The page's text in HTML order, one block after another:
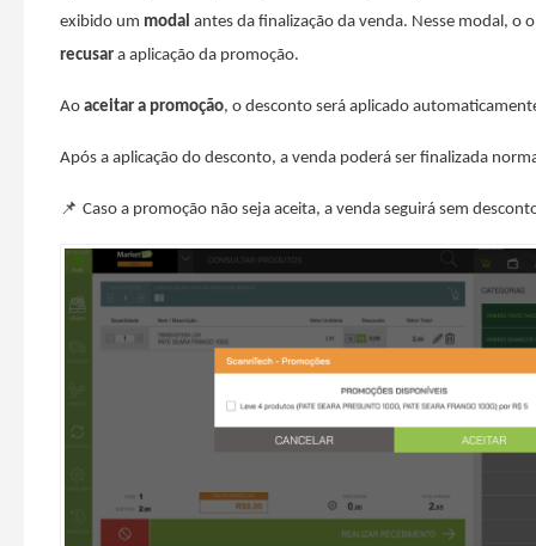
exibido um modal antes da finalização da venda. Nesse modal, o
recusar a aplicação da promoção.
Ao aceitar a promoção, o desconto será aplicado
Após a aplicação do desconto, a venda poderá ser finalizada
📌 Caso a promoção não seja aceita, a venda seguirá sem